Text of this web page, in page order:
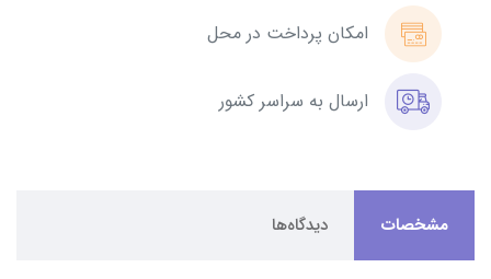
امکان پرداخت در محل
ارسال به سراسر کشور
مشخصات دیدگاه‌ها